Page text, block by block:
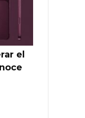
el